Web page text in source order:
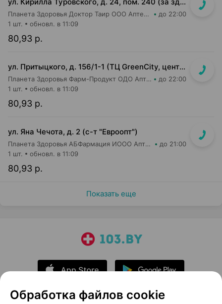
Планета Здоровья Доктор Таир ООО Аптека №31 до 22:00
80,93 р.
1 шт. обновл. в 11:09
ул. Притыцкого, д. 156/1-1 (ТЦ GreenCity, центральный вход со стороны метро)
Планета Здоровья Фарм-Продукт ОДО Аптека №23 до 22:00
80,93 р.
1 шт. обновл. в 11:09
ул. Яна Чечота, д. 2 (с-т "Евроопт")
Планета Здоровья АБФармация ИООО Аптека №26 до 21:00
80,93 р.
1 шт. обновл. в 11:09
Показать еще
Обработка файлов cookie